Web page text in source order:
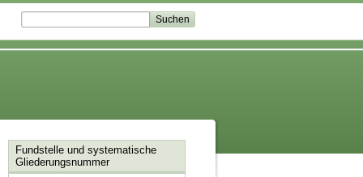
Fundstelle und systematische
Gliederungsnummer